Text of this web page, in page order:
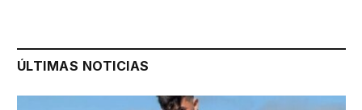
ÚLTIMAS NOTICIAS